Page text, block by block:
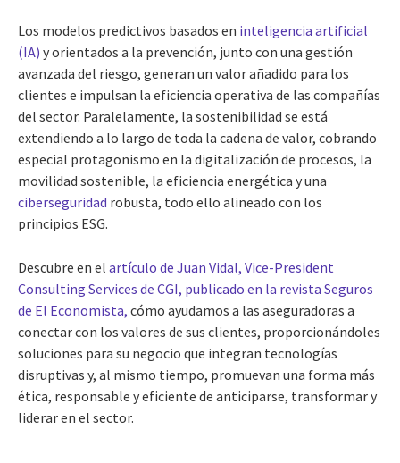
Los modelos predictivos basados en inteligencia artificial
(IA) y orientados a la prevención, junto con una gestión
avanzada del riesgo, generan un valor añadido para los
clientes e impulsan la eficiencia operativa de las compañías
del sector. Paralelamente, la sostenibilidad se está
extendiendo a lo largo de toda la cadena de valor, cobrando
especial protagonismo en la digitalización de procesos, la
movilidad sostenible, la eficiencia energética y una
ciberseguridad robusta, todo ello alineado con los
principios ESG.
Descubre en el artículo de Juan Vidal, Vice-President
Consulting Services de CGI, publicado en la revista Seguros
de El Economista, cómo ayudamos a las aseguradoras a
conectar con los valores de sus clientes, proporcionándoles
soluciones para su negocio que integran tecnologías
disruptivas y, al mismo tiempo, promuevan una forma más
ética, responsable y eficiente de anticiparse, transformar y
liderar en el sector.